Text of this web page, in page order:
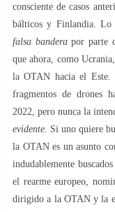
consciente de casos
bálticos y Finlandia. Lo
falsa banderapor parte
que ahora, como
la OTAN hacia el Este.
fragmentos de drones
2022, pero nunca la
evidente. Si uno quiere
la OTAN es un asunto
indudablemente
el rearme europeo,
dirigido a la OTAN y la